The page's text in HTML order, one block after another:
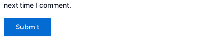
next time I comment.